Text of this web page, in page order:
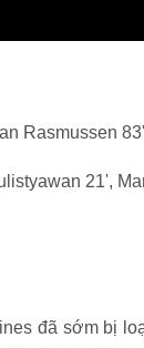
Rasmussen
21',
đã sớm bị